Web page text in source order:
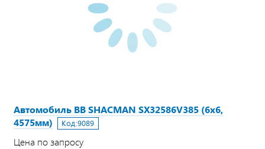
Автомобиль ВВ SHACMAN SX32586V385 (6х6,
4575мм)
Код:9089
Цена по запросу